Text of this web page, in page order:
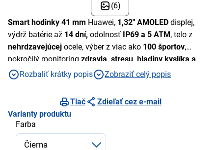
(6)
Smart hodinky 41 mm Huawei, 1,32" AMOLED displej,
výdrž batérie až 14 dní, odolnosť IP69 a 5 ATM, telo z
nehrdzavejúcej ocele, výber z viac ako 100 športov,
pokročilý monitoring zdravia, stresu, hladiny kyslíka a
spánku
Rozbaliť krátky popis Zobraziť celý popis
Tlač
Zdieľať cez e-mail
Varianty produktu
Farba